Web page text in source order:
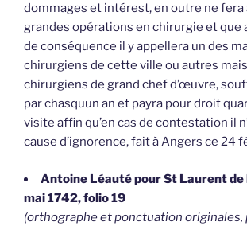
dommages et intérest, en outre ne fera
grandes opérations en chirurgie et que
de conséquence il y appellera un des
chirurgiens de cette ville ou autres
chirurgiens de grand chef d’œuvre,
par chasquun an et payra pour droit
visite affin qu’en cas de contestation il
cause d’ignorence, fait à Angers ce 24
Antoine Léauté pour St Laurent de
mai 1742, folio 19
(orthographe et ponctuation originales,